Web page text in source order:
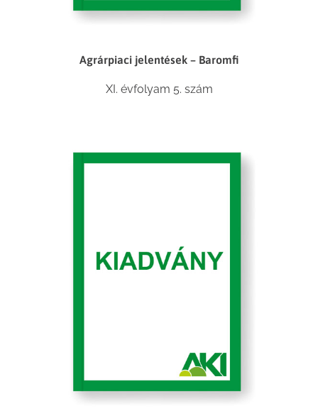
Agrárpiaci jelentések – Baromfi
XI. évfolyam 5. szám